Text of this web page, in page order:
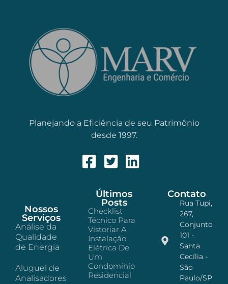
Planejando a Eficiência de seu Patrimônio
desde 1997.
Nossos
Serviços
Análise da
Qualidade
de Energia
Aluguel de
Analisadores
Últimos
Posts
Checklist
Técnico Para
Vistoriar A
Instalação
Elétrica De
Um
Condomínio
Residencial
Contato
Rua Tupi,
267,
Conjunto
101 -
Santa
Cecília -
São
Paulo/SP